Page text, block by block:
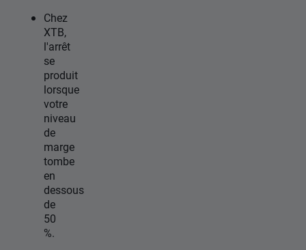
Chez
XTB,
l'arrêt
se
produit
lorsque
votre
niveau
de
marge
tombe
en
dessous
de
50
%.